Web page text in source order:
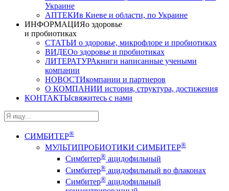
Украине
АПТЕКИв Киеве и области, по Украине
ИНФОРМАЦИЯо здоровье
и пробиотиках
СТАТЬИ о здоровье, микрофлоре и пробиотиках
ВИДЕОо здоровье и пробиотиках
ЛИТЕРАТУРАкниги написанные учеными
компании
НОВОСТИкомпании и партнеров
О КОМПАНИИ история, структура, достижения
КОНТАКТЫсвяжитесь с нами
СИМБИТЕР®
МУЛЬТИПРОБИОТИКИ СИМБИТЕР®
Симбитер® ацидофильный
Симбитер® ацидофильный во флаконах
Симбитер® ацидофильный